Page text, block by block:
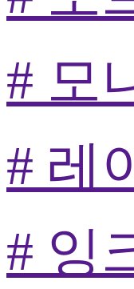
# 모
# 레
# 잉